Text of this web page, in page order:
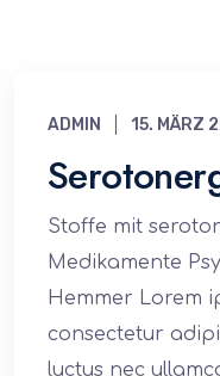
ADMIN 15. MÄRZ
Stoffe mit
Medikamente
Hemmer Lorem
consectetur
luctus nec